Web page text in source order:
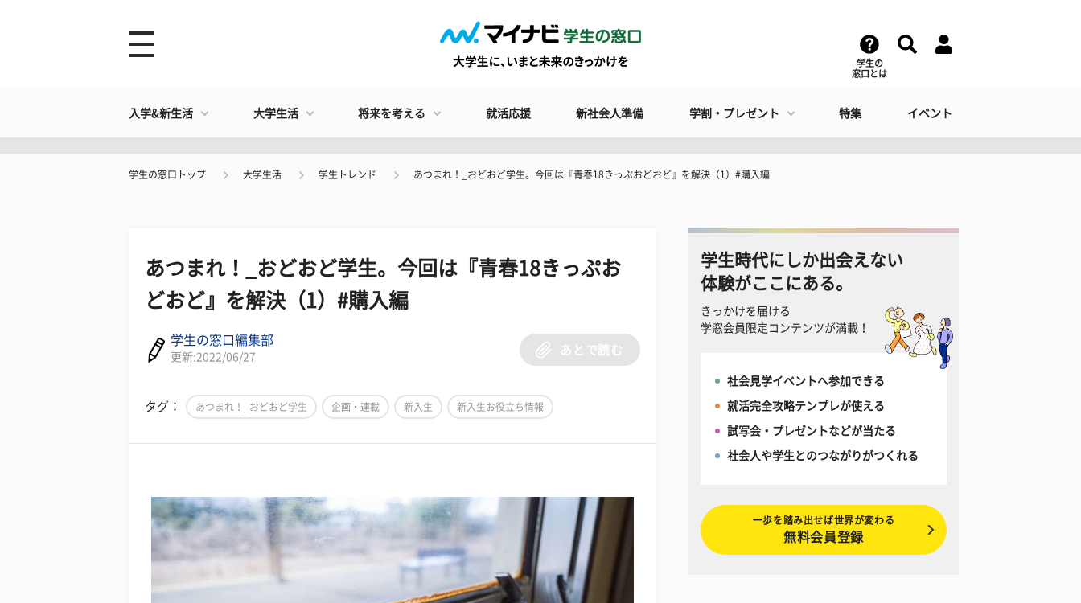
学生の
窓口とは
入学&新生活 大学生活 将来を考える 就活応援 新社会人準備 学割・プレゼント 特集 イベント
学生の窓口トップ 大学生活 学生トレンド あつまれ！_おどおど学生。今回は『青春18きっぷおどおど』を解決（1）#購入編
あつまれ！_おどおど学生。今回は『青春18きっぷお
どおど』を解決（1）#購入編
学生の窓口編集部
更新:2022/06/27
あとで読む
タグ： あつまれ！_おどおど学生 企画・連載 新入生 新入生お役立ち情報
学生時代にしか出会えない
体験がここにある。
きっかけを届ける
学窓会員限定コンテンツが満載！
社会見学イベントへ参加できる
就活完全攻略テンプレが使える
試写会・プレゼントなどが当たる
社会人や学生とのつながりがつくれる
一歩を踏み出せば世界が変わる
無料会員登録